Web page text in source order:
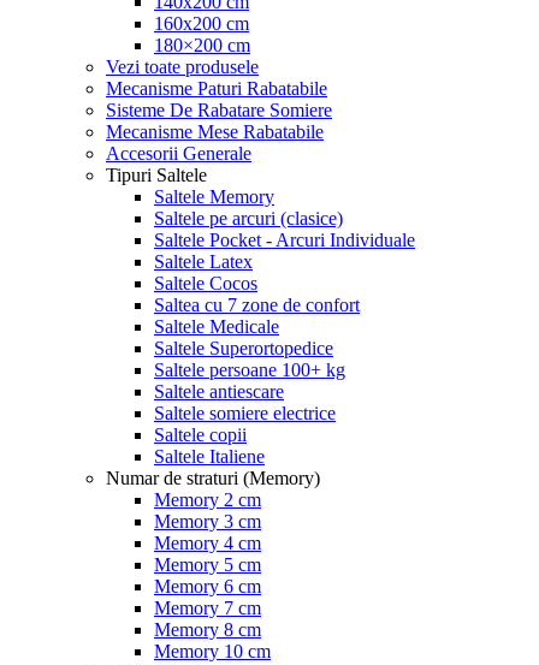
160x200 cm
180×200 cm
Vezi toate produsele
Mecanisme Paturi Rabatabile
Sisteme De Rabatare Somiere
Mecanisme Mese Rabatabile
Accesorii Generale
Tipuri Saltele
Saltele Memory
Saltele pe arcuri (clasice)
Saltele Pocket - Arcuri Individuale
Saltele Latex
Saltele Cocos
Saltea cu 7 zone de confort
Saltele Medicale
Saltele Superortopedice
Saltele persoane 100+ kg
Saltele antiescare
Saltele somiere electrice
Saltele copii
Saltele Italiene
Numar de straturi (Memory)
Memory 2 cm
Memory 3 cm
Memory 4 cm
Memory 5 cm
Memory 6 cm
Memory 7 cm
Memory 8 cm
Memory 10 cm